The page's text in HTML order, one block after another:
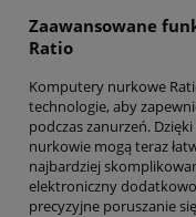
Zaawansowane
Ratio
Komputery nurkowe
technologie, aby
podczas zanurzeń.
nurkowie mogą teraz
najbardziej
elektroniczny
precyzyjne poruszanie